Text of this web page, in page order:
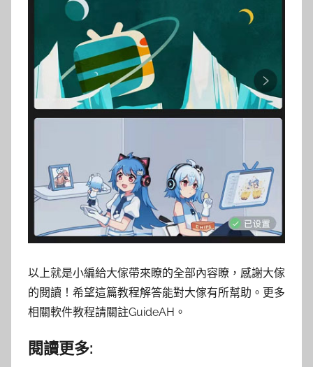
以上就是小編給大傢帶來瞭的全部內容瞭，感謝大傢
的閱讀！希望這篇教程解答能對大傢有所幫助。更多
相關軟件教程請關註GuideAH。
閱讀更多: